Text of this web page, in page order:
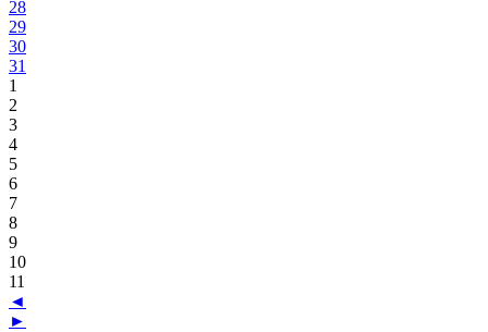
28
29
30
31
1
2
3
4
5
6
7
8
9
10
11
◄
►